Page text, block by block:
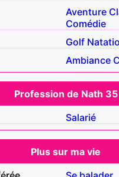
Aventure
Comédie
Golf
Ambiance
Profession de Nath 35
Salarié
Plus sur ma vie